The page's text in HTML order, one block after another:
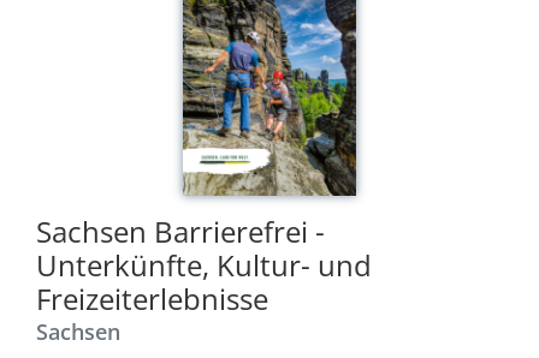
Sachsen Barrierefrei -
Unterkünfte, Kultur- und
Freizeiterlebnisse
Sachsen